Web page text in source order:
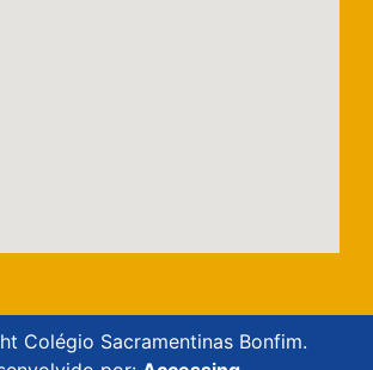
Colégio Sacramentinas Bonfim.